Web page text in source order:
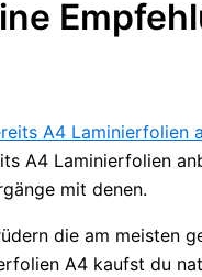
A4 Laminierfolien
mit denen.
die am meisten
A4 kaufst du